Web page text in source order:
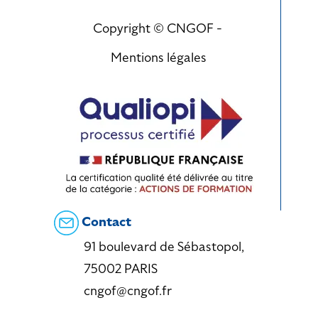
Copyright © CNGOF -
Mentions légales
Contact
91 boulevard de Sébastopol,
75002 PARIS
cngof@cngof.fr